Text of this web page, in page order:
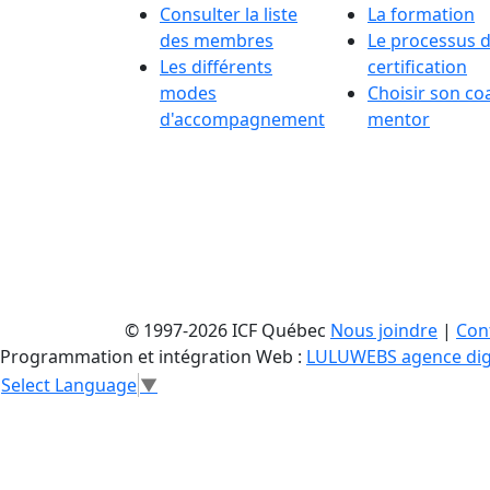
Consulter la liste
des membres
Les différents
modes
d'accompagnement
La formation
Le processus
certification
Choisir son
mentor
© 1997-2026 ICF Québec Nous joindre |
Programmation et intégration Web : LULUWEBS agence
Select Language▼